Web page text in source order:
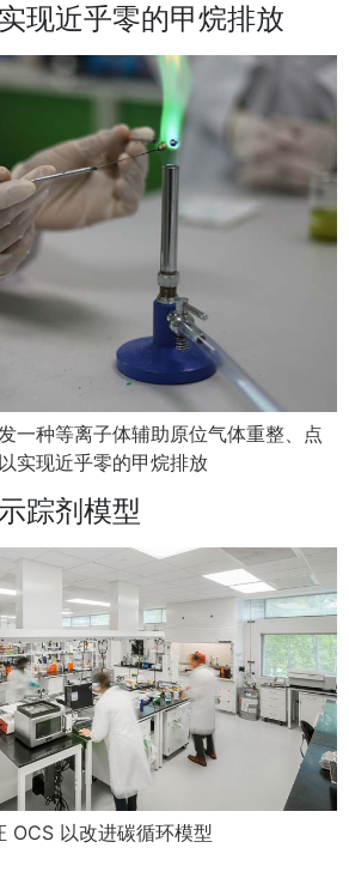
现近乎零的甲烷排放
一种等离子体辅助原位气体重整、点
实现近乎零的甲烷排放
踪剂模型
OCS 以改进碳循环模型